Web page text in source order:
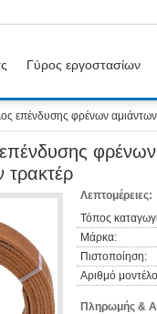
Γύρος εργοστασίων
επένδυσης φρένων
τρακτέρ
Λεπτομέρειες:
Τόπος
Μάρκα:
Πιστοποίηση:
Αριθμό
Πληρωμής &